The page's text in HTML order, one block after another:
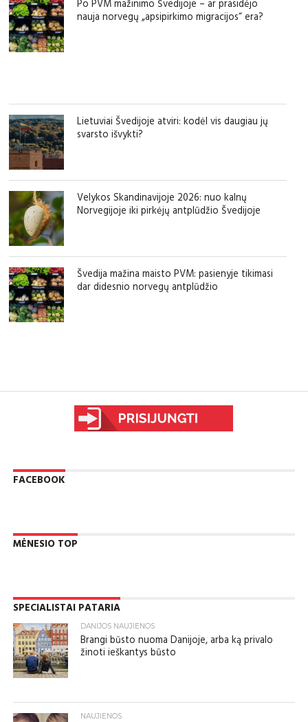
Po PVM mažinimo Švedijoje – ar prasidėjo
nauja norvegų „apsipirkimo migracijos“ era?
Lietuviai Švedijoje atviri: kodėl vis daugiau jų
svarsto išvykti?
Velykos Skandinavijoje 2026: nuo kalnų
Norvegijoje iki pirkėjų antplūdžio Švedijoje
Švedija mažina maisto PVM: pasienyje tikimasi
dar didesnio norvegų antplūdžio
FACEBOOK
MĖNESIO TOP
SPECIALISTAI PATARIA
DANIJOS NAUJIENOS
Brangi būsto nuoma Danijoje, arba ką privalo
žinoti ieškantys būsto
NAUJIENOS